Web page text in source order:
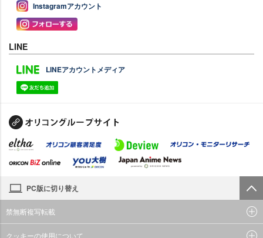
Instagramアカウント
LINE
LINEアカウントメディア
PC版に切り替え
禁無断複写転載
クッキーの使用について